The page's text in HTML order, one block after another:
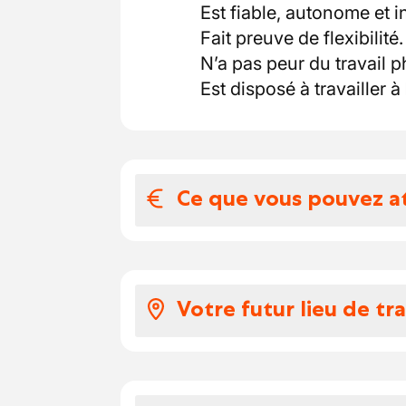
Est fiable, autonome et
Fait preuve de flexibilité.
N’a pas peur du travail
Est disposé à travailler à
Ce que vous pouvez
internationale en pleine
Votre futur lieu de